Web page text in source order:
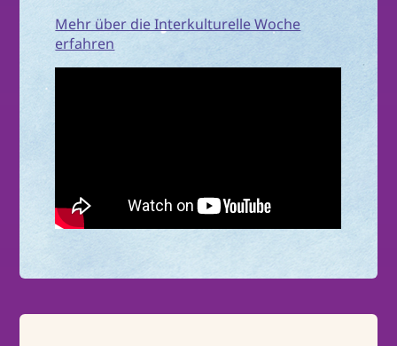
Mehr über die Interkulturelle Woche
erfahren